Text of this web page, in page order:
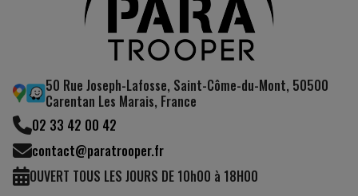
50 Rue Joseph-Lafosse, Saint-Côme-du-Mont, 50500
Carentan Les Marais, France
02 33 42 00 42
contact@paratrooper.fr
OUVERT TOUS LES JOURS DE 10h00 à 18H00